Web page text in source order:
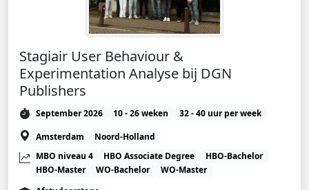
Stagiair User Behaviour &
Experimentation Analyse bij DGN
Publishers
September 2026 10 - 26 weken
32 - 40 uur per week
Amsterdam
Noord-Holland
MBO niveau 4
HBO Associate Degree
HBO-Bachelor
HBO-Master
WO-Bachelor
WO-Master